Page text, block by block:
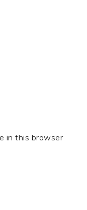
in this browser